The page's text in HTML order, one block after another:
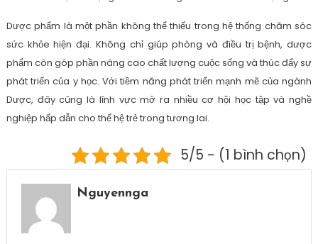
Dược phẩm là một phần không thể thiếu trong hệ thống chăm sóc
sức khỏe hiện đại. Không chỉ giúp phòng và điều trị bệnh, dược
phẩm còn góp phần nâng cao chất lượng cuộc sống và thúc đẩy sự
phát triển của y học. Với tiềm năng phát triển mạnh mẽ của ngành
Dược, đây cũng là lĩnh vực mở ra nhiều cơ hội học tập và nghề
nghiệp hấp dẫn cho thế hệ trẻ trong tương lai.
5/5 - (1 bình chọn)
Nguyennga